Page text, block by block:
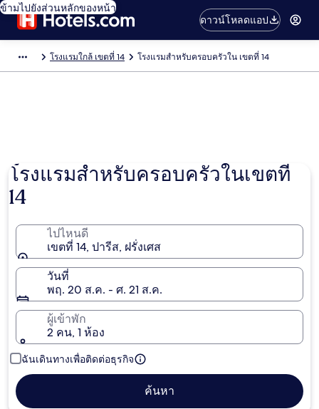
ข้ามไปยังส่วนหลักของหน้า
ดาวน์โหลดแอป
โรงแรมใกล้ เขตที่ 14 โรงแรมสำหรับครอบครัวใน เขตที่ 14
โรงแรมสำหรับครอบครัวในเขตที่
14
ไปไหนดี
เขตที่ 14, ปารีส, ฝรั่งเศส
วันที่
พฤ. 20 ส.ค. - ศ. 21 ส.ค.
ผู้เข้าพัก
2 คน, 1 ห้อง
ฉันเดินทางเพื่อติดต่อธุรกิจ
ค้นหา